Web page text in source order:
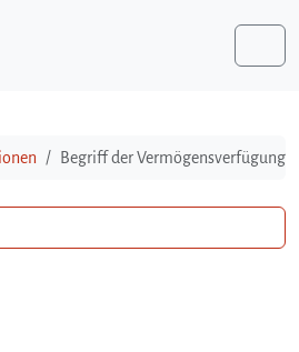
Begriff der Vermögensverfügung